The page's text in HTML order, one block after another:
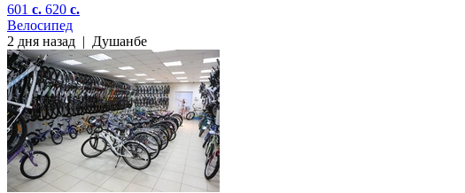
601 c. 620 c.
Велосипед
2 дня назад | Душанбе